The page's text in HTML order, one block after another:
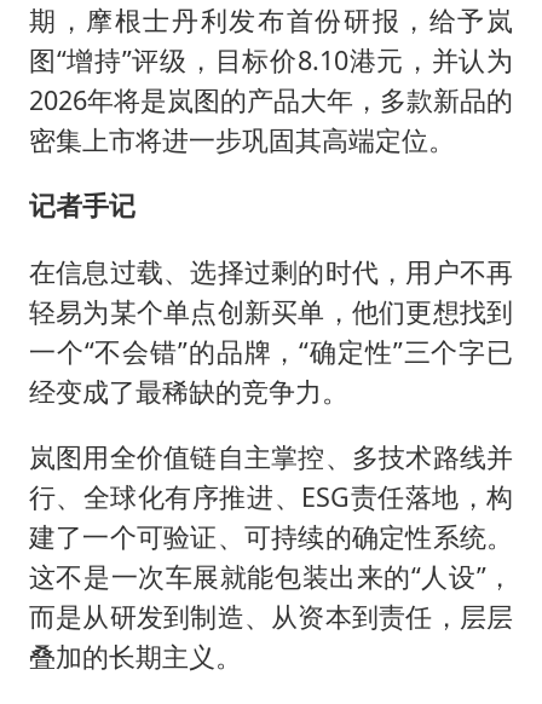
期，摩根士丹利发布首份研报，给予岚
图“增持”评级，目标价8.10港元，并认为
2026年将是岚图的产品大年，多款新品的
密集上市将进一步巩固其高端定位。
记者手记
在信息过载、选择过剩的时代，用户不再
轻易为某个单点创新买单，他们更想找到
一个“不会错”的品牌，“确定性”三个字已
经变成了最稀缺的竞争力。
岚图用全价值链自主掌控、多技术路线并
行、全球化有序推进、ESG责任落地，构
建了一个可验证、可持续的确定性系统。
这不是一次车展就能包装出来的“人设”，
而是从研发到制造、从资本到责任，层层
叠加的长期主义。